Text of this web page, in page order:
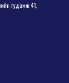
гудамж 41,